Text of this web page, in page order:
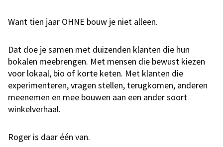
Want tien jaar OHNE bouw je niet alleen.
Dat doe je samen met duizenden klanten die hun
bokalen meebrengen. Met mensen die bewust kiezen
voor lokaal, bio of korte keten. Met klanten die
experimenteren, vragen stellen, terugkomen, anderen
meenemen en mee bouwen aan een ander soort
winkelverhaal.
Roger is daar één van.